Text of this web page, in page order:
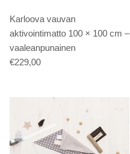
Karloova vauvan
aktivointimatto 100 × 100 cm –
vaaleanpunainen
€229,00